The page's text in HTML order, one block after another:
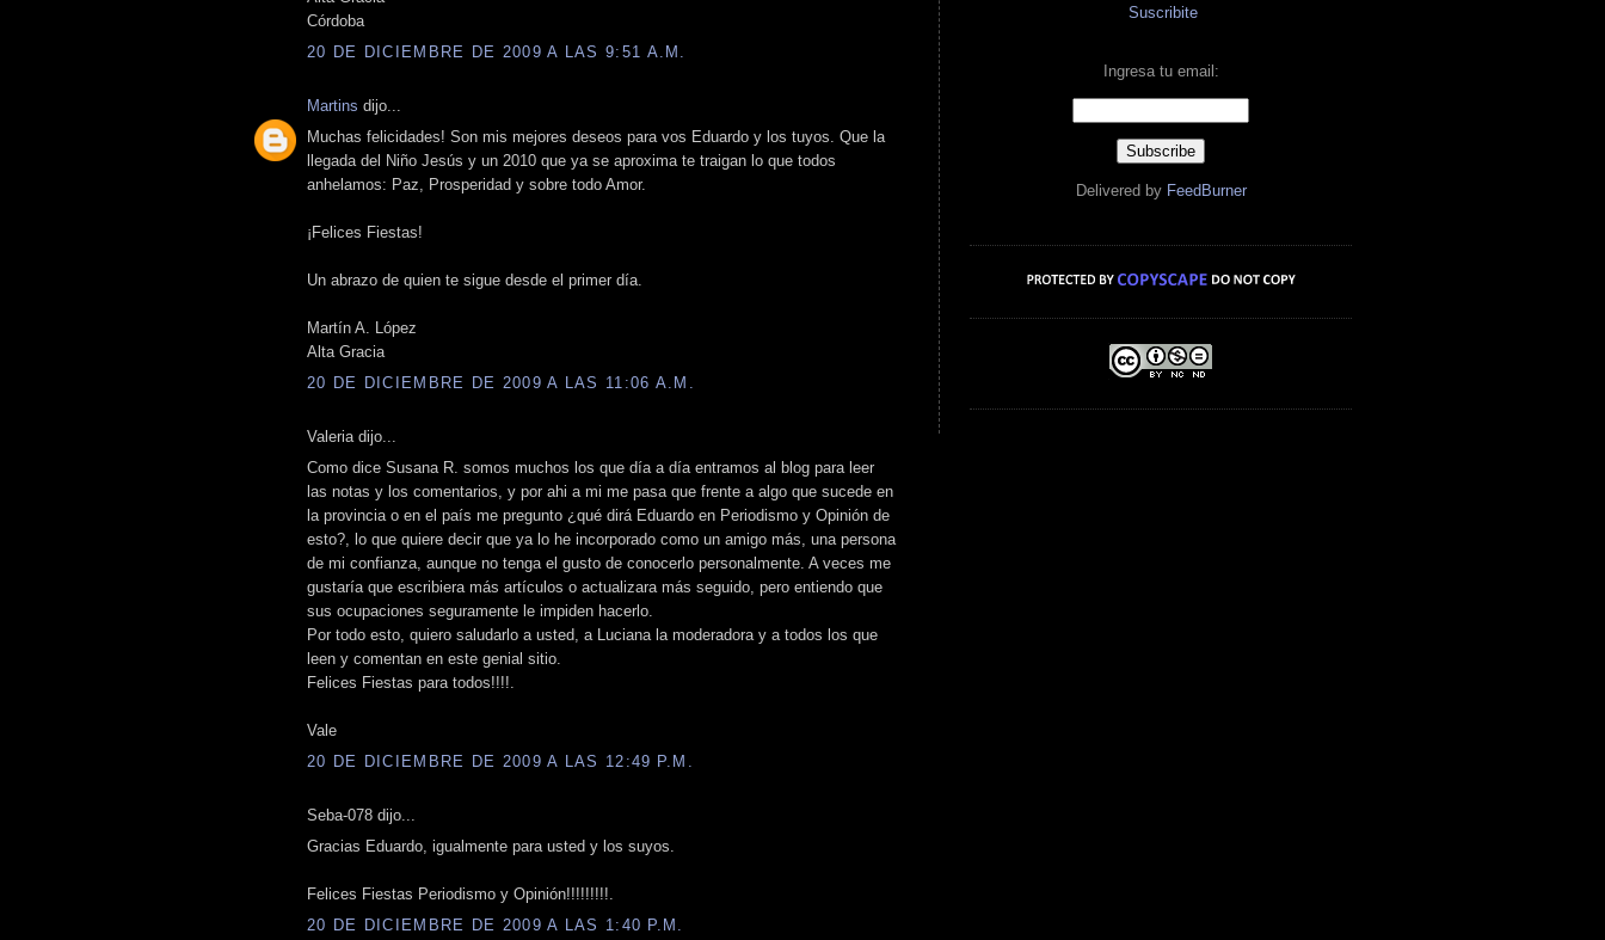
Córdoba
20 DE DICIEMBRE DE 2009 A LAS 9:51 A.M.
Martins dijo...
Muchas felicidades! Son mis mejores deseos para vos Eduardo y los tuyos. Que la
llegada del Niño Jesús y un 2010 que ya se aproxima te traigan lo que todos
anhelamos: Paz, Prosperidad y sobre todo Amor.
¡Felices Fiestas!
Un abrazo de quien te sigue desde el primer día.
Martín A. López
Alta Gracia
20 DE DICIEMBRE DE 2009 A LAS 11:06 A.M.
Valeria dijo...
Como dice Susana R. somos muchos los que día a día entramos al blog para leer
las notas y los comentarios, y por ahi a mi me pasa que frente a algo que sucede en
la provincia o en el país me pregunto ¿qué dirá Eduardo en Periodismo y Opinión de
esto?, lo que quiere decir que ya lo he incorporado como un amigo más, una persona
de mi confianza, aunque no tenga el gusto de conocerlo personalmente. A veces me
gustaría que escribiera más artículos o actualizara más seguido, pero entiendo que
sus ocupaciones seguramente le impiden hacerlo.
Por todo esto, quiero saludarlo a usted, a Luciana la moderadora y a todos los que
leen y comentan en este genial sitio.
Felices Fiestas para todos!!!!.
Vale
20 DE DICIEMBRE DE 2009 A LAS 12:49 P.M.
Seba-078 dijo...
Gracias Eduardo, igualmente para usted y los suyos.
Felices Fiestas Periodismo y Opinión!!!!!!!!!.
20 DE DICIEMBRE DE 2009 A LAS 1:40 P.M.
Suscribite
Ingresa tu email:
Delivered by FeedBurner